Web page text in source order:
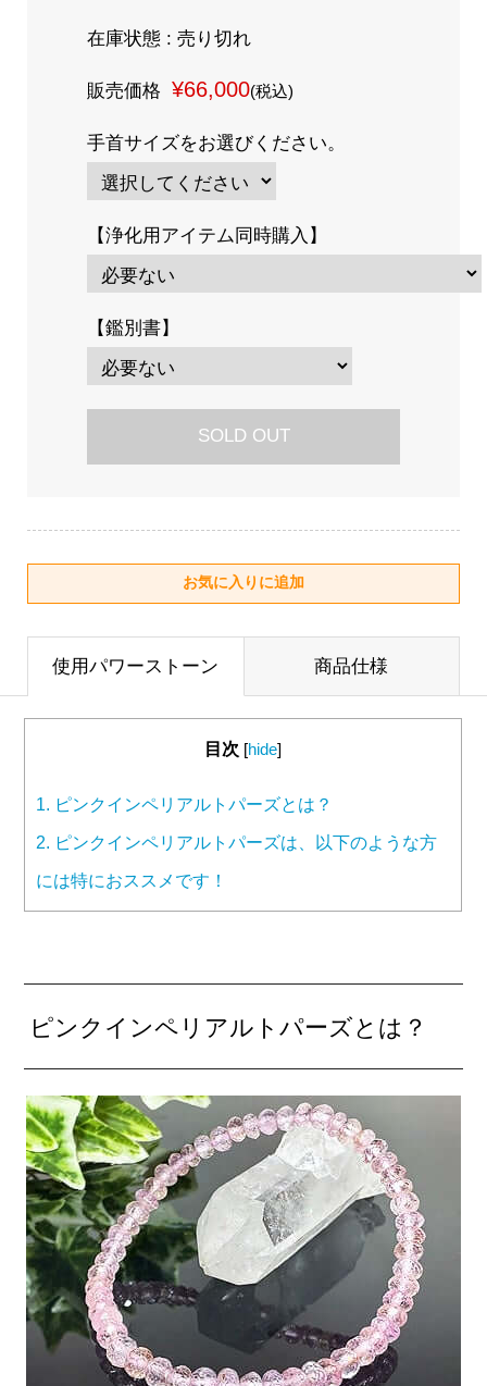
在庫状態 : 売り切れ
販売価格 ¥66,000(税込)
手首サイズをお選びください。
【浄化用アイテム同時購入】
【鑑別書】
SOLD OUT
使用パワーストーン 商品仕様
目次 [hide]
1. ピンクインペリアルトパーズとは？
2. ピンクインペリアルトパーズは、以下のような方
には特におススメです！
ピンクインペリアルトパーズとは？